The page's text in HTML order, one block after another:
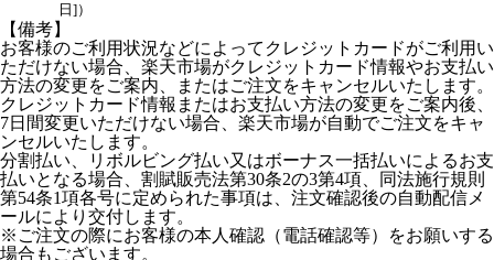
日]）
【備考】
お客様のご利用状況などによってクレジットカードがご利用い
ただけない場合、楽天市場がクレジットカード情報やお支払い
方法の変更をご案内、またはご注文をキャンセルいたします。
クレジットカード情報またはお支払い方法の変更をご案内後、
7日間変更いただけない場合、楽天市場が自動でご注文をキャ
ンセルいたします。
分割払い、リボルビング払い又はボーナス一括払いによるお支
払いとなる場合、割賦販売法第30条2の3第4項、同法施行規則
第54条1項各号に定められた事項は、注文確認後の自動配信メ
ールにより交付します。
※ご注文の際にお客様の本人確認（電話確認等）をお願いする
場合もございます。